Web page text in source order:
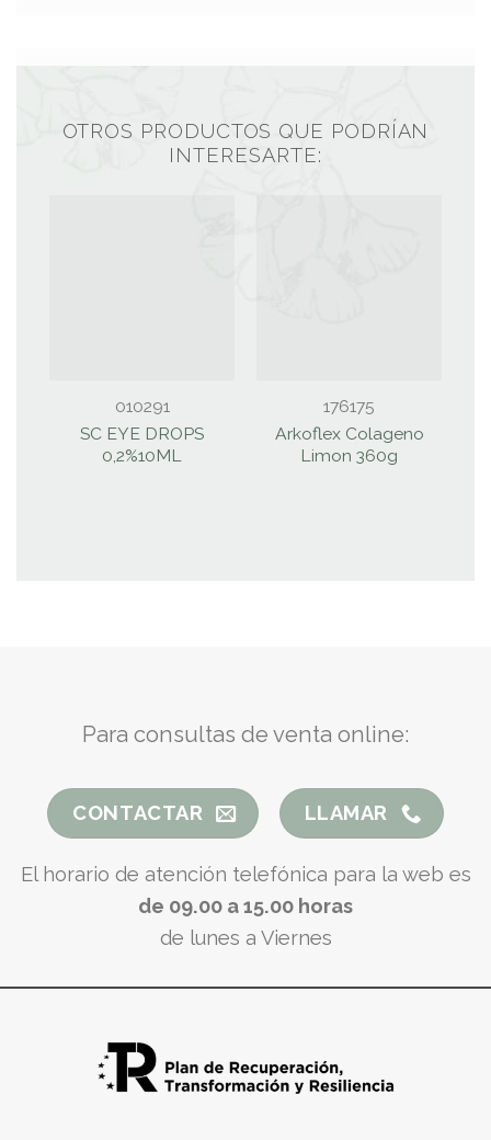
OTROS PRODUCTOS QUE PODRÍAN
INTERESARTE:
010291
SC EYE DROPS
0,2%10ML
176175
Arkoflex Colageno
Limon 360g
Para consultas de venta online:
CONTACTAR LLAMAR
El horario de atención telefónica para la web es
de 09.00 a 15.00 horas
de lunes a Viernes